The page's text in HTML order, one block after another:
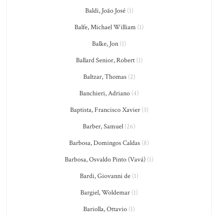
Baldi, João José(1)
Balfe, Michael William (1)
Balke, Jon (1)
Ballard Senior, Robert(1)
Baltzar, Thomas(2)
Banchieri, Adriano (4)
Baptista, Francisco Xavier(3)
Barber, Samuel (26)
Barbosa, Domingos Caldas (8)
Barbosa, Osvaldo Pinto (Vavá) (1)
Bardi, Giovanni de (1)
Bargiel, Woldemar (1)
Bariolla, Ottavio (1)